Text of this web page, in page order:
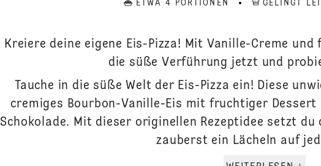
ETWA 4 PORTIONEN GELINGT
Kreiere deine eigene Eis-Pizza! Mit Vanille-Creme
die süße Verführung jetzt und
Tauche in die süße Welt der Eis-Pizza ein! Diese
cremiges Bourbon-Vanille-Eis mit fruchtiger
Schokolade. Mit dieser originellen Rezeptidee setzt
zauberst ein Lächeln auf